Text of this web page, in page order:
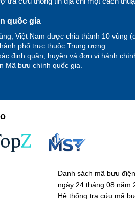
quốc gia
Việt Nam được chia thành 10 vùng
phố trực thuộc Trung ương.
định quận, huyện và đơn vị hành
Mã bưu chính quốc gia.
Danh sách mã bưu
ngày 24 tháng 08 năm
Hệ thống tra cứu mã